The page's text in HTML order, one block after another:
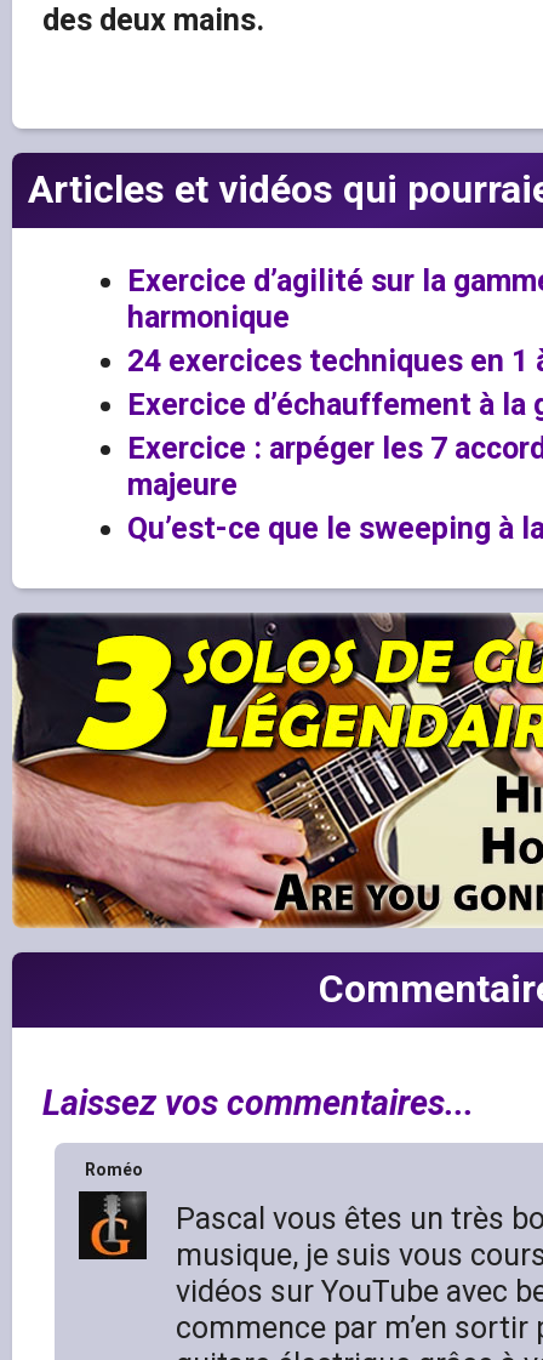
des deux mains.
Articles et vidéos qui
Exercice d’agilité sur la
harmonique
24 exercices techniques en 1
Exercice d’échauffement à la
Exercice : arpéger les 7
majeure
Qu’est-ce que le sweeping à
Laissez vos commentaires...
Roméo
Pascal vous êtes un très
musique, je suis vous
vidéos sur YouTube avec
commence par m’en sortir